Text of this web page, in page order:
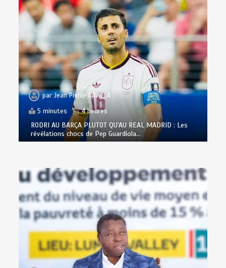
parJean Pierre BAWELA
5 minutes
4 heures
RODRI AU BARÇA PLUTOT QU’AU REAL MADRID : Les
révélations chocs de Pep Guardiola…